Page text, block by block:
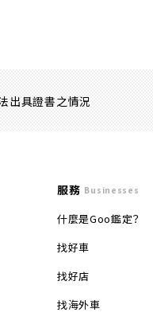
出具證書之情況
服務 Businesses
什麼是Goo鑑定？
找好車
找好店
找海外車